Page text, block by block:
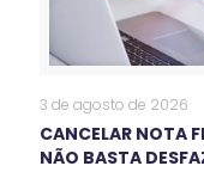
3 de agosto de 2026
CANCELAR NOTA
NÃO BASTA